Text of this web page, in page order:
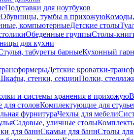
Подставки для ноутбуков
Обувницы, тумбы в прихожую
компьютерныеДетские столы
Обеденные группыСтолы-
для кухни
табуреты барныеКухонный
Детские кроватки-
стенки, секцииПолки,
и системы хранения в прихожую
столовКомплектующие для
фурнитураЧехлы для мебели
Садовые, уличные столы
для баниСкамьи для баниСтолы для